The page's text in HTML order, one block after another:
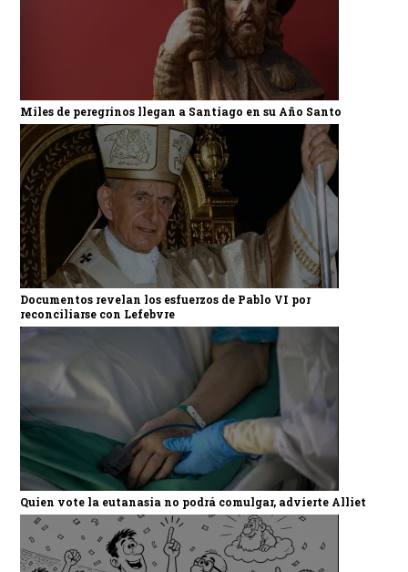
Miles de peregrinos llegan a Santiago en su Año Santo
Documentos revelan los esfuerzos de Pablo VI por
reconciliarse con Lefebvre
Quien vote la eutanasia no podrá comulgar, advierte Alliet